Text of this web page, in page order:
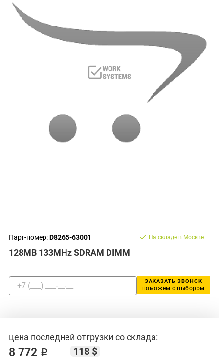
Парт-номер:D8265-63001
128MB 133MHz SDRAM DIMM
На складе в Москве
ЗАКАЗАТЬ ЗВОНОК
поможем с выбором
цена последней отгрузки со склада:
8 772 ₽ 118 $